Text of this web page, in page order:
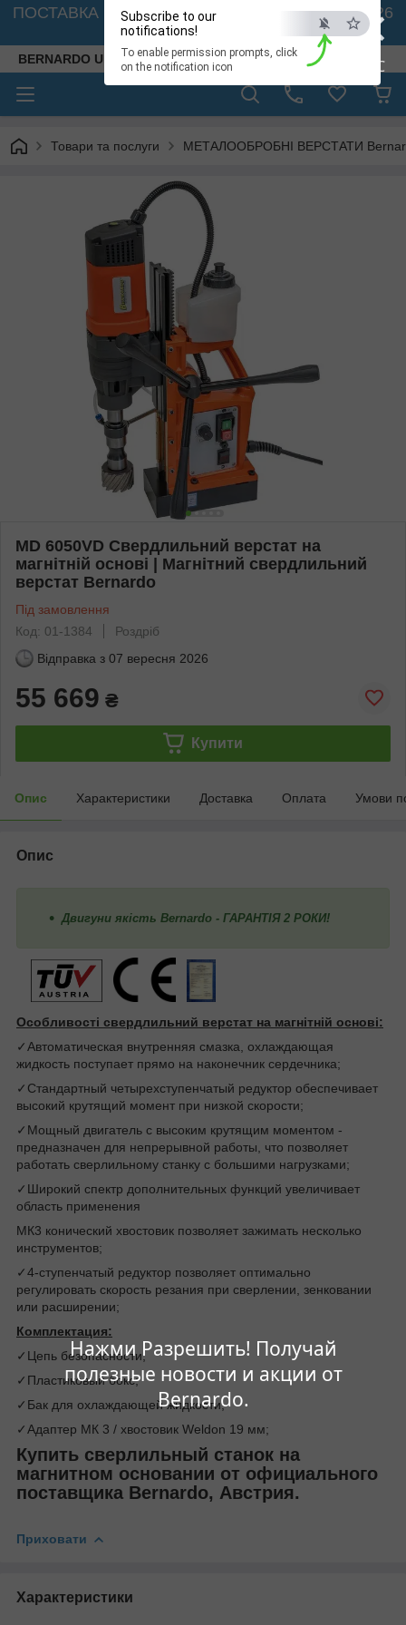
×
ESC
Нажми Разрешить! Получай
полезные новости и акции от
Bernardo.
Subscribe to our
notifications!
To enable permission prompts, click
on the notification icon
ПОСТАВКА ВЕРСТАТІВ З АВСТРІЇ - 🚛 26.08. 2026
🚛
BERNARDO UKRAINE
Товари та послуги МЕТАЛООБРОБНІ ВЕРСТАТИ
MD 6050VD Свердлильний верстат на
магнітній основі | Магнітний свердлильний
верстат Bernardo
Під замовлення
Код: 01-1384
Роздріб
Відправка з 07 вересня 2026
55 669 ₴
Купити
Опис Характеристики Доставка Оплата Умови
Опис
Двигуни якість Bernardo - ГАРАНТІЯ 2 РОКИ!
Особливості свердлильний верстат на магнітній основі:
✓Автоматическая внутренняя смазка, охлаждающая
жидкость поступает прямо на наконечник сердечника;
✓Стандартный четырехступенчатый редуктор обеспечивает
высокий крутящий момент при низкой скорости;
✓Мощный двигатель с высоким крутящим моментом -
предназначен для непрерывной работы, что позволяет
работать сверлильному станку с большими нагрузками;
✓Широкий спектр дополнительных функций увеличивает
область применения
MК3 конический хвостовик позволяет зажимать несколько
инструментов;
✓4-ступенчатый редуктор позволяет оптимально
регулировать скорость резания при сверлении, зенковании
или расширении;
Комплектация:
✓Цепь безопасности;
✓Пластиковый бокс;
✓Бак для охлаждающей жидкости;
✓Адаптер MК 3 / хвостовик Weldon 19 мм;
Купить сверлильный станок на
магнитном основании от официального
поставщика Bernardo, Австрия.
Приховати
Характеристики